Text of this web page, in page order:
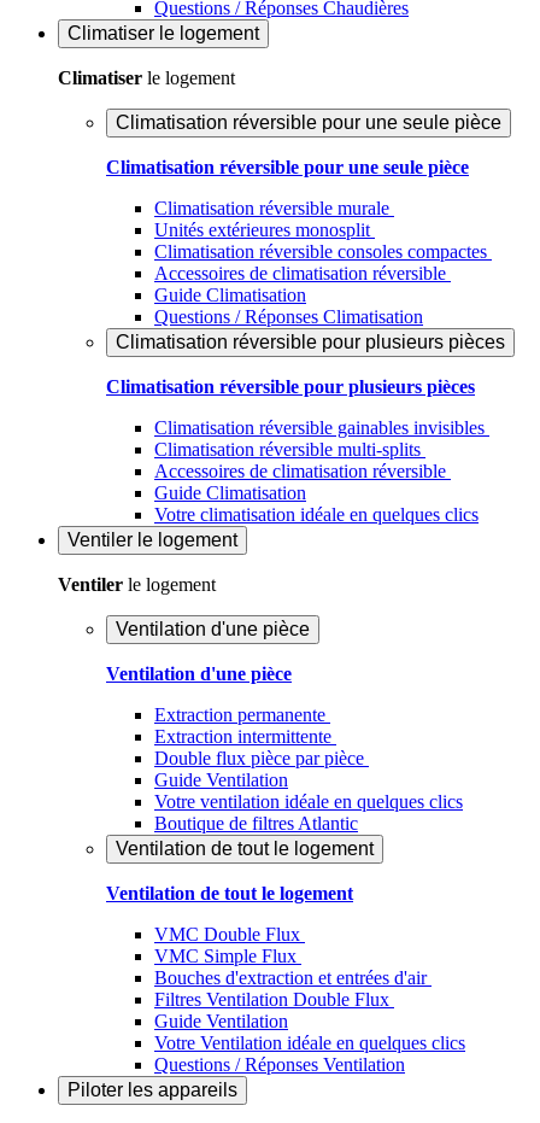
Questions / Réponses Chaudières
Climatiser le logement
Climatiser le logement
Climatisation réversible pour une seule pièce
Climatisation réversible pour une seule pièce
Climatisation réversible murale
Unités extérieures monosplit
Climatisation réversible consoles compactes
Accessoires de climatisation réversible
Guide Climatisation
Questions / Réponses Climatisation
Climatisation réversible pour plusieurs pièces
Climatisation réversible pour plusieurs pièces
Climatisation réversible gainables invisibles
Climatisation réversible multi-splits
Accessoires de climatisation réversible
Guide Climatisation
Votre climatisation idéale en quelques clics
Ventiler le logement
Ventiler le logement
Ventilation d'une pièce
Ventilation d'une pièce
Extraction permanente
Extraction intermittente
Double flux pièce par pièce
Guide Ventilation
Votre ventilation idéale en quelques clics
Boutique de filtres Atlantic
Ventilation de tout le logement
Ventilation de tout le logement
VMC Double Flux
VMC Simple Flux
Bouches d'extraction et entrées d'air
Filtres Ventilation Double Flux
Guide Ventilation
Votre Ventilation idéale en quelques clics
Questions / Réponses Ventilation
Piloter les appareils